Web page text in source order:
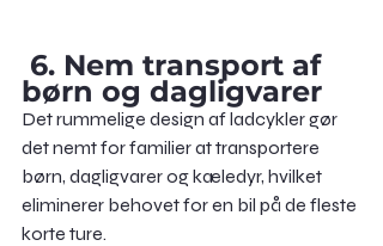
6. Nem transport af
børn og dagligvarer
Det rummelige design af ladcykler gør
det nemt for familier at transportere
børn, dagligvarer og kæledyr, hvilket
eliminerer behovet for en bil på de fleste
korte ture.